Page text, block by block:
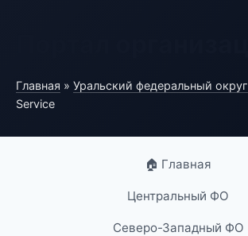
Главная » Уральский федеральный округ
Service
🏠 Главная
Центральный ФО
Северо-Западный ФО